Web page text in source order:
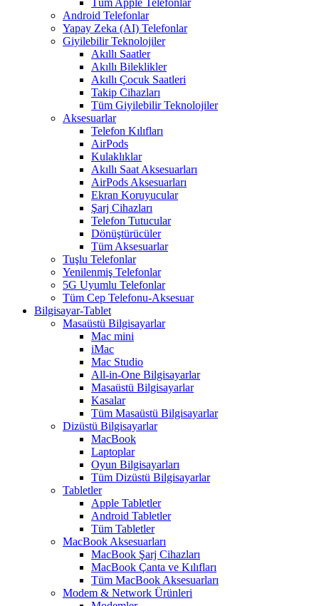
Tüm Apple Telefonlar
Android Telefonlar
Yapay Zeka (AI) Telefonlar
Giyilebilir Teknolojiler
Akıllı Saatler
Akıllı Bileklikler
Akıllı Çocuk Saatleri
Takip Cihazları
Tüm Giyilebilir Teknolojiler
Aksesuarlar
Telefon Kılıfları
AirPods
Kulaklıklar
Akıllı Saat Aksesuarları
AirPods Aksesuarları
Ekran Koruyucular
Şarj Cihazları
Telefon Tutucular
Dönüştürücüler
Tüm Aksesuarlar
Tuşlu Telefonlar
Yenilenmiş Telefonlar
5G Uyumlu Telefonlar
Tüm Cep Telefonu-Aksesuar
Bilgisayar-Tablet
Masaüstü Bilgisayarlar
Mac mini
iMac
Mac Studio
All-in-One Bilgisayarlar
Masaüstü Bilgisayarlar
Kasalar
Tüm Masaüstü Bilgisayarlar
Dizüstü Bilgisayarlar
MacBook
Laptoplar
Oyun Bilgisayarları
Tüm Dizüstü Bilgisayarlar
Tabletler
Apple Tabletler
Android Tabletler
Tüm Tabletler
MacBook Aksesuarları
MacBook Şarj Cihazları
MacBook Çanta ve Kılıfları
Tüm MacBook Aksesuarları
Modem & Network Ürünleri